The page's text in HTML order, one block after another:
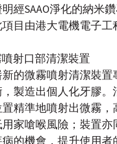
經SAAO淨化的納米
目由港大電機電子工
噴射口部清潔裝置
的微霧噴射清潔裝
製造出個人化牙膠
精準地噴射出微霧
家嗆喉風險；裝置
的機會，提升使用